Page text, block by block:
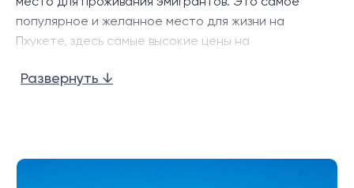
похвастаться 14-метровым пейзажным бассейном,
который идеально подходит для освежающего
в окрестностях. Благодаря современному дизайну и
популярное и желанное место для жизни на
Пхукете, здесь самые высокие цены на
Развернуть ↓